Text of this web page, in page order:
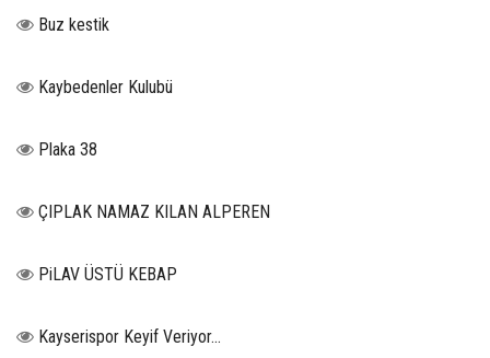
Buz kestik
Kaybedenler Kulubü
Plaka 38
ÇIPLAK NAMAZ KILAN ALPEREN
PiLAV ÜSTÜ KEBAP
Kayserispor Keyif Veriyor...